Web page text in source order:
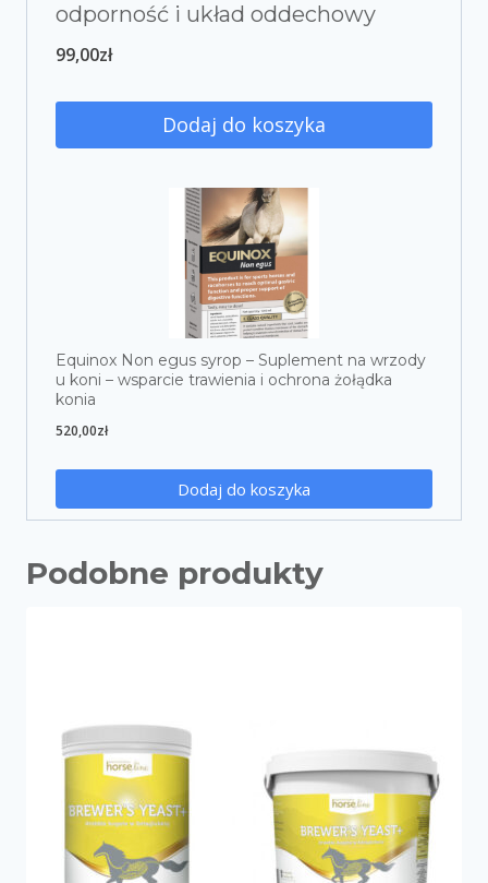
odporność i układ oddechowy
99,00zł
Dodaj do koszyka
Equinox Non egus syrop – Suplement na wrzody
u koni – wsparcie trawienia i ochrona żołądka
konia
520,00zł
Dodaj do koszyka
Podobne produkty